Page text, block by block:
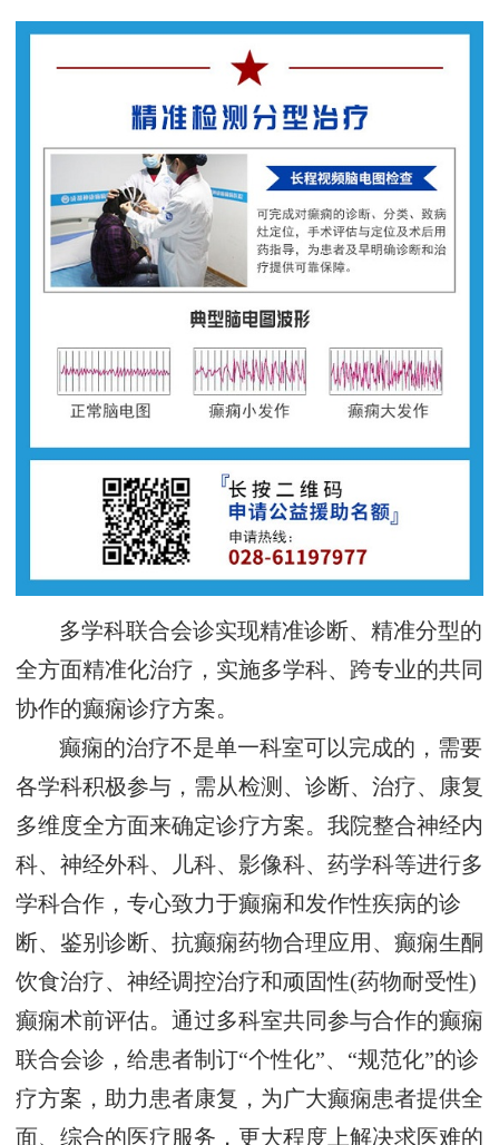
多学科联合会诊实现精准诊断、精准分型的
全方面精准化治疗，实施多学科、跨专业的共同
协作的癫痫诊疗方案。
癫痫的治疗不是单一科室可以完成的，需要
各学科积极参与，需从检测、诊断、治疗、康复
多维度全方面来确定诊疗方案。我院整合神经内
科、神经外科、儿科、影像科、药学科等进行多
学科合作，专心致力于癫痫和发作性疾病的诊
断、鉴别诊断、抗癫痫药物合理应用、癫痫生酮
饮食治疗、神经调控治疗和顽固性(药物耐受性)
癫痫术前评估。通过多科室共同参与合作的癫痫
联合会诊，给患者制订“个性化”、“规范化”的诊
疗方案，助力患者康复，为广大癫痫患者提供全
面、综合的医疗服务，更大程度上解决求医难的